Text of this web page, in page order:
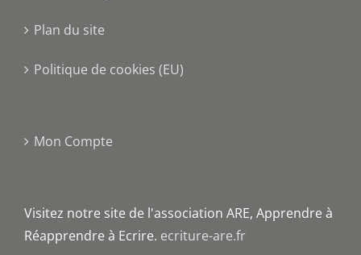
Plan du site
Politique de cookies (EU)
Mon Compte
Visitez notre site de l'association ARE, Apprendre à
Réapprendre à Ecrire. ecriture-are.fr